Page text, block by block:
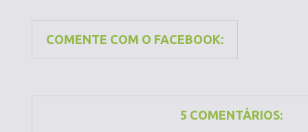
COMENTE COM O FACEBOOK:
5 COMENTÁRIOS: